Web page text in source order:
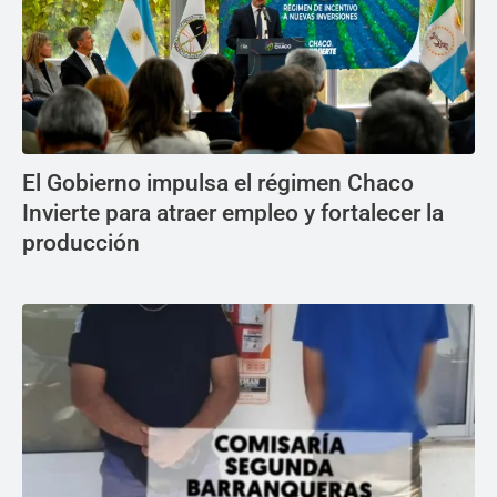
El Gobierno impulsa el régimen Chaco
Invierte para atraer empleo y fortalecer la
producción